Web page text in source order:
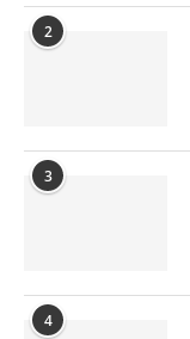
2
3
4